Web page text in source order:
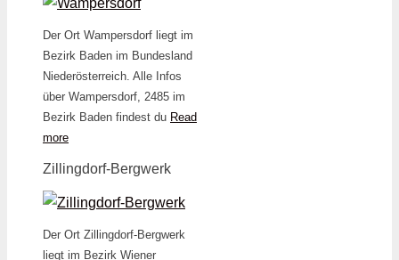
Der Ort Wampersdorf liegt im
Bezirk Baden im Bundesland
Niederösterreich. Alle Infos
über Wampersdorf, 2485 im
Bezirk Baden findest du Read
more
Zillingdorf-Bergwerk
Der Ort Zillingdorf-Bergwerk
liegt im Bezirk Wiener